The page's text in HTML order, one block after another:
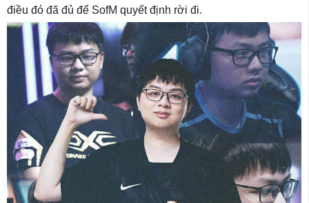
điều đó đã đủ để SofM quyết định rời đi.